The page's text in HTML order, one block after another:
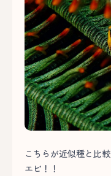
こちらが近似種と比
エビ！！